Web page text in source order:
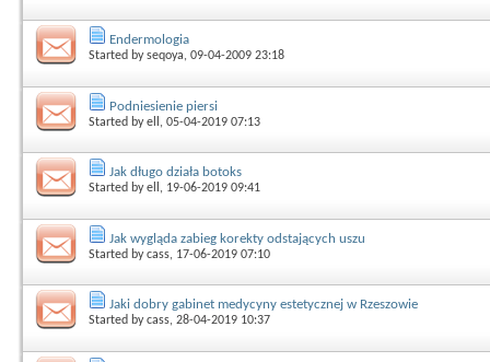
Endermologia
Started byseqoya, 09-04-2009 23:18
Podniesienie piersi
Started byell , 05-04-2019 07:13
Jak długo działa botoks
Started byell , 19-06-2019 09:41
Jak wygląda zabieg korekty odstających uszu
Started bycass, 17-06-2019 07:10
Jaki dobry gabinet medycyny estetycznej w Rzeszowie
Started bycass, 28-04-2019 10:37